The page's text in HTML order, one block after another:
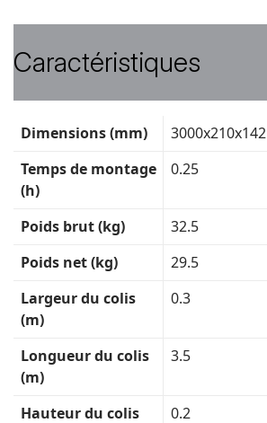
Caractéristiques
technique
Dimensions (mm)
3000x210x142
Temps de montage
(h)
0.25
Poids brut (kg)
32.5
Poids net (kg)
29.5
Largeur du colis
(m)
0.3
Longueur du colis
(m)
3.5
Hauteur du colis
0.2